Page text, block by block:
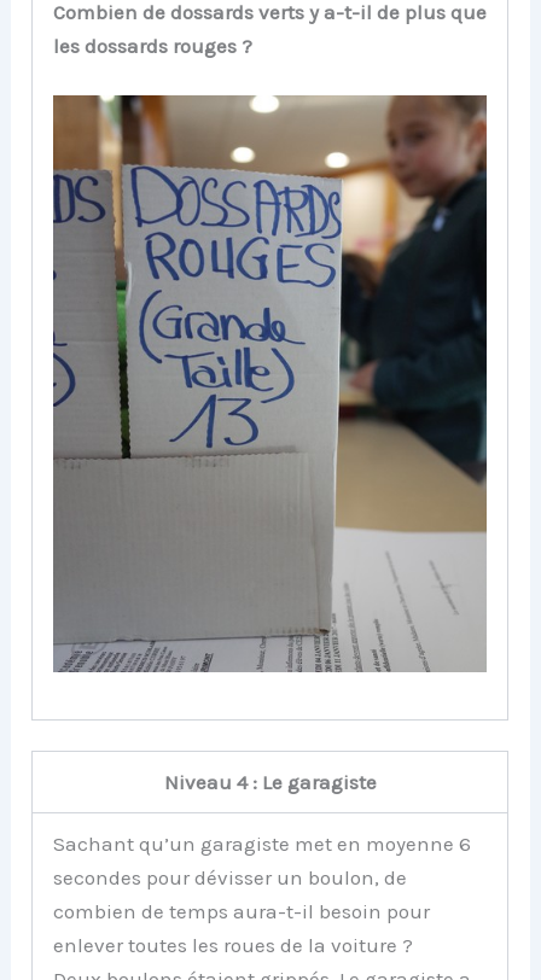
Combien de dossards verts y a-t-il de plus que
les dossards rouges ?
Niveau 4 : Le garagiste
Sachant qu’un garagiste met en moyenne 6
secondes pour dévisser un boulon, de
combien de temps aura-t-il besoin pour
enlever toutes les roues de la voiture ?